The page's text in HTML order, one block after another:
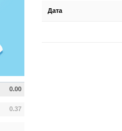
Дата
0.00
0.37